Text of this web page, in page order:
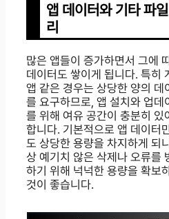
앱 데이터와 기타 파
리
많은 앱들이 증가하면서 그에
데이터도 쌓이게 됩니다. 특히
앱 같은 경우는 상당한 양의 데
를 요구하므로, 앱 설치와 업데
를 위해 여유 공간이 충분히 있
합니다. 기본적으로 앱 데이터
도 상당한 용량을 차지하게 되
상 예기치 않은 삭제나 오류를
하기 위해 넉넉한 용량을 확보
것이 좋습니다.